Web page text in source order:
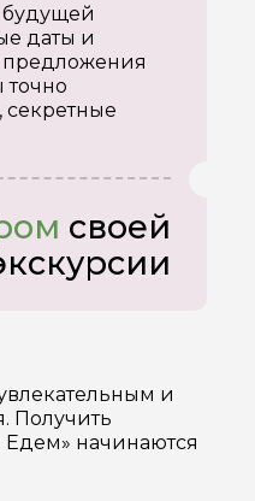
будущей
даты и
предложения
своей
и
Получить
Едем» начинаются